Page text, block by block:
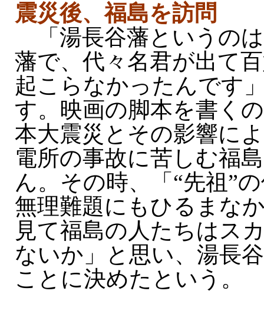
震災後、福島を訪問
「湯長谷藩というの
藩で、代々名君が出て
起こらなかったんです
す。映画の脚本を書く
本大震災とその影響に
電所の事故に苦しむ福
ん。その時、「“先祖”
無理難題にもひるまな
見て福島の人たちはス
ないか」と思い、湯長
ことに決めたという。